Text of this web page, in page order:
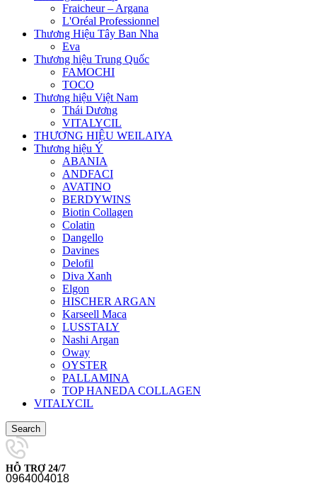
Fraicheur – Argana
L'Oréal Professionnel
Thương Hiệu Tây Ban Nha
Eva
Thương hiệu Trung Quốc
FAMOCHI
TOCO
Thương hiệu Việt Nam
Thái Dương
VITALYCIL
THƯƠNG HIỆU WEILAIYA
Thương hiệu Ý
ABANIA
ANDFACI
AVATINO
BERDYWINS
Biotin Collagen
Colatin
Dangello
Davines
Delofil
Diva Xanh
Elgon
HISCHER ARGAN
Karseell Maca
LUSSTALY
Nashi Argan
Oway
OYSTER
PALLAMINA
TOP HANEDA COLLAGEN
VITALYCIL
Search
HỖ TRỢ 24/7
0964004018